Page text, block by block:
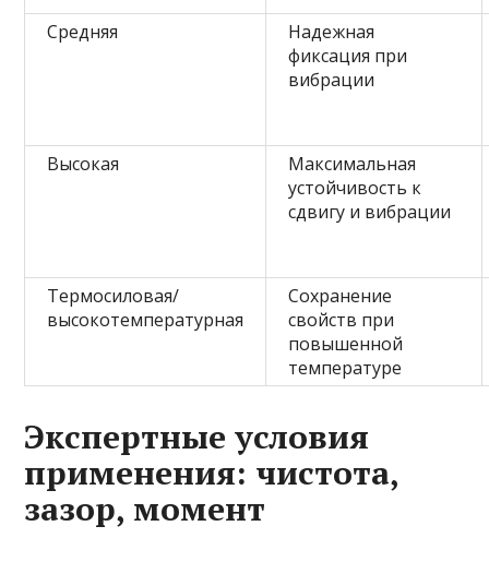
Средняя
Надежная
фиксация при
вибрации
Высокая
Максимальная
устойчивость к
сдвигу и вибрации
Термосиловая/
высокотемпературная
Сохранение
свойств при
повышенной
температуре
Экспертные условия
применения: чистота,
зазор, момент